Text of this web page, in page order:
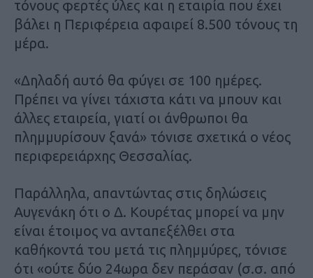
τόνους φερτές ύλες και η εταιρία που έχει
βάλει η Περιφέρεια αφαιρεί 8.500 τόνους τη
μέρα.
«Δηλαδή αυτό θα φύγει σε 100 ημέρες.
Πρέπει να γίνει τάχιστα κάτι να μπουν και
άλλες εταιρεία, γιατί οι άνθρωποι θα
πλημμυρίσουν ξανά» τόνισε σχετικά ο νέος
περιφερειάρχης Θεσσαλίας.
Παράλληλα, απαντώντας στις δηλώσεις
Αυγενάκη ότι ο Δ. Κουρέτας μπορεί να μην
είναι έτοιμος να ανταπεξέλθει στα
καθήκοντά του μετά τις πλημμύρες, τόνισε
ότι «ούτε δύο 24ωρα δεν περάσαν (σ.σ. από